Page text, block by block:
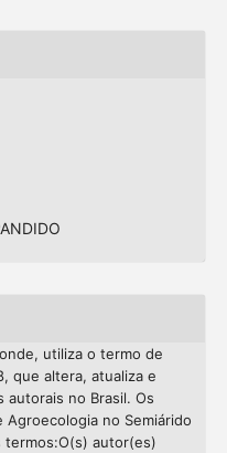
utiliza o termo de
que altera, atualiza e
autorais no Brasil. Os
no Semiárido
termos:O(s) autor(es)